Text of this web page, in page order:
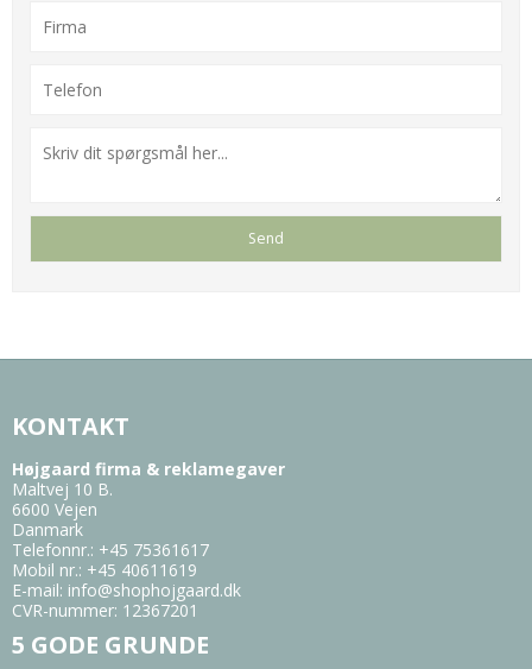
KONTAKT
Højgaard firma & reklamegaver
Maltvej 10 B.
6600 Vejen
Danmark
Telefonnr.: +45 75361617
Mobil nr.: +45 40611619
E-mail: info@shophojgaard.dk
CVR-nummer: 12367201
5 GODE GRUNDE